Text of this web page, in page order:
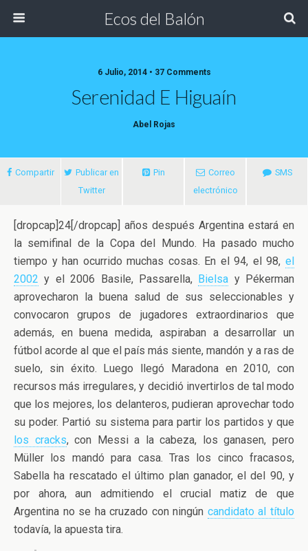
Ecos del Balón
6 Julio, 2014 • 37 Comments
Serenidad E Higuaín
Abel Rojas
Compartir
Publicar en
Twitter
Pin
Correo
electrónico
SMS
[dropcap]24[/dropcap] años después Argentina estará en
la semifinal de la Copa del Mundo. Ha pasado mucho
tiempo y han ocurrido muchas cosas. En el 94, el 98, el
2002 y el 2006 Basile, Passarella, Bielsa y Pékerman
aprovecharon la buena salud de sus seleccionables y
convocaron grupos de jugadores extraordinarios que
además, en buena medida, aspiraban a desarrollar un
fútbol acorde al que el país más siente, mandón y a ras de
suelo, sin éxito. Luego llegó Maradona en 2010, con
recursos más irregulares, y decidió invertirlos de tal modo
que los mejores, los delanteros, pudieran aprovechar todo
su poder. Partió su sistema para partir los partidos y que
los cracks, con Messi a la cabeza, los ganasen, pero
Müller los mandó para casa. Tras los cinco fracasos,
Sabella ha rescatado el último plan ganador, el del 90, y
por ahora, aun admitiendo el crucial matiz de que
Argentina no se ha cruzado con ningún candidato al título
todavía, la apuesta tira.